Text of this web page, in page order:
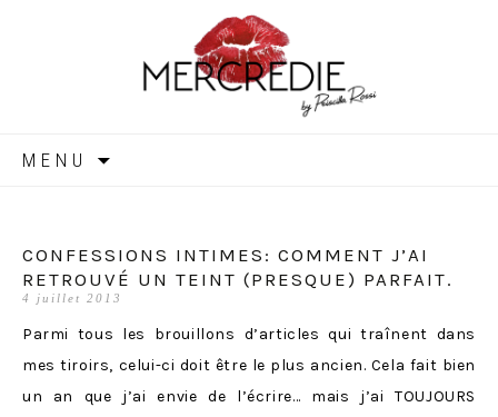
MERCREDIE
MENU
CONFESSIONS INTIMES: COMMENT J’AI
RETROUVÉ UN TEINT (PRESQUE) PARFAIT.
4 juillet 2013
Parmi tous les brouillons d’articles qui traînent dans
mes tiroirs, celui-ci doit être le plus ancien. Cela fait bien
un an que j’ai envie de l’écrire… mais j’ai TOUJOURS